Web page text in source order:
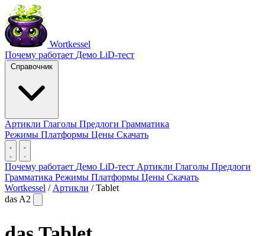
Wortkessel
Почему работает Демо LiD-тест
Справочник
Артикли Глаголы Предлоги Грамматика
Режимы Платформы Цены Скачать
Почему работает Демо LiD-тест Артикли Глаголы Предлоги
Грамматика Режимы Платформы Цены Скачать
Wortkessel / Артикли / Tablet
das A2